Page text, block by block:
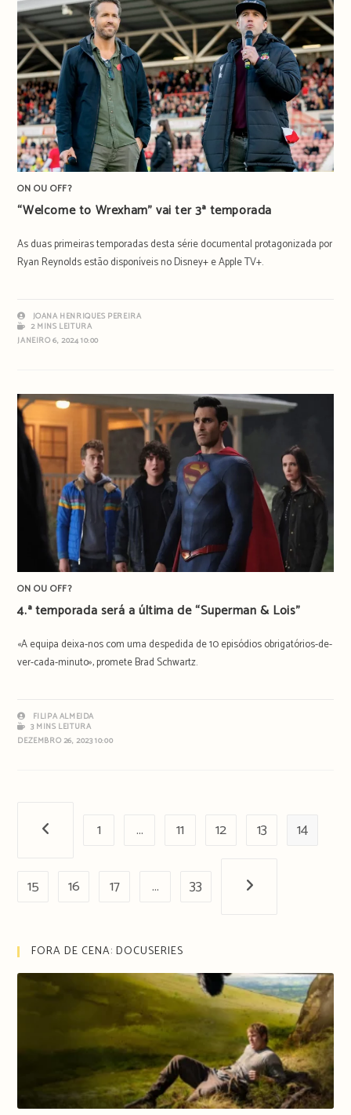
ON OU OFF?
“Welcome to Wrexham” vai ter 3ª temporada
As duas primeiras temporadas desta série documental protagonizada por
Ryan Reynolds estão disponíveis no Disney+ e Apple TV+.
JOANA HENRIQUES PEREIRA
2 MINS LEITURA
JANEIRO 6, 2024 10:00
ON OU OFF?
4.ª temporada será a última de “Superman & Lois”
«A equipa deixa-nos com uma despedida de 10 episódios obrigatórios-de-
ver-cada-minuto», promete Brad Schwartz.
FILIPA ALMEIDA
3 MINS LEITURA
DEZEMBRO 26, 2023 10:00
Página anterior
1 … 11 12 13 14
15 16 17 … 33 Próxima página
FORA DE CENA: DOCUSERIES